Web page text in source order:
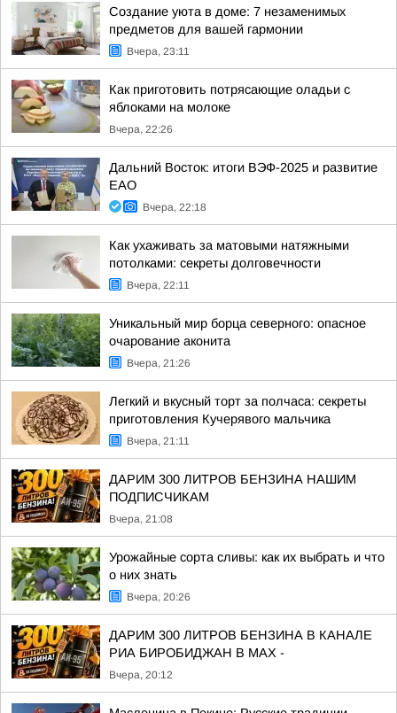
Создание уюта в доме: 7 незаменимых
предметов для вашей гармонии
Вчера, 23:11
Как приготовить потрясающие оладьи с
яблоками на молоке
Вчера, 22:26
Дальний Восток: итоги ВЭФ-2025 и развитие
ЕАО
Вчера, 22:18
Как ухаживать за матовыми натяжными
потолками: секреты долговечности
Вчера, 22:11
Уникальный мир борца северного: опасное
очарование аконита
Вчера, 21:26
Легкий и вкусный торт за полчаса: секреты
приготовления Кучерявого мальчика
Вчера, 21:11
ДАРИМ 300 ЛИТРОВ БЕНЗИНА НАШИМ
ПОДПИСЧИКАМ
Вчера, 21:08
Урожайные сорта сливы: как их выбрать и что
о них знать
Вчера, 20:26
ДАРИМ 300 ЛИТРОВ БЕНЗИНА В КАНАЛЕ
РИА БИРОБИДЖАН В МАХ -
Вчера, 20:12